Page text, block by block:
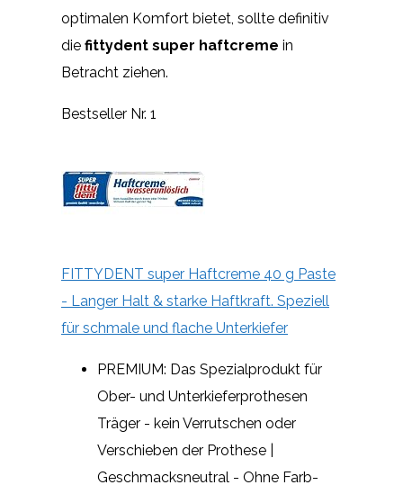
optimalen Komfort bietet, sollte definitiv
die fittydent super haftcreme in
Betracht ziehen.
Bestseller Nr. 1
FITTYDENT super Haftcreme 40 g Paste
- Langer Halt & starke Haftkraft. Speziell
für schmale und flache Unterkiefer
PREMIUM: Das Spezialprodukt für
Ober- und Unterkieferprothesen
Träger - kein Verrutschen oder
Verschieben der Prothese |
Geschmacksneutral - Ohne Farb-